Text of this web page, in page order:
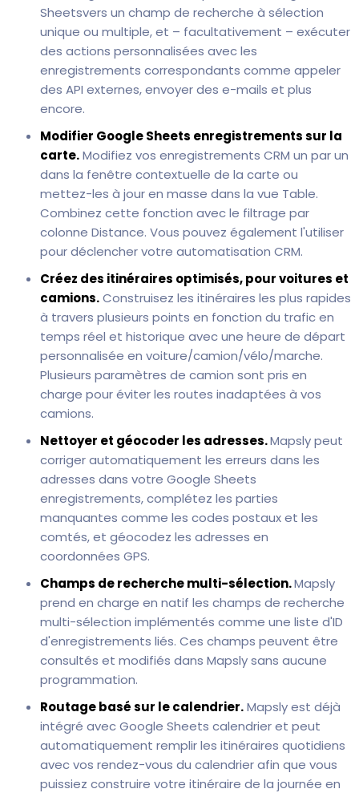
Sheetsvers un champ de recherche à sélection
unique ou multiple, et – facultativement – exécuter
des actions personnalisées avec les
enregistrements correspondants comme appeler
des API externes, envoyer des e-mails et plus
encore.
Modifier Google Sheets enregistrements sur la
carte.Modifiez vos enregistrements CRM un par un
dans la fenêtre contextuelle de la carte ou
mettez-les à jour en masse dans la vue Table.
Combinez cette fonction avec le filtrage par
colonne Distance. Vous pouvez également l'utiliser
pour déclencher votre automatisation CRM.
Créez des itinéraires optimisés, pour voitures et
camions.Construisez les itinéraires les plus rapides
à travers plusieurs points en fonction du trafic en
temps réel et historique avec une heure de départ
personnalisée en voiture/camion/vélo/marche.
Plusieurs paramètres de camion sont pris en
charge pour éviter les routes inadaptées à vos
camions.
Nettoyer et géocoder les adresses.Mapsly peut
corriger automatiquement les erreurs dans les
adresses dans votre Google Sheets
enregistrements, complétez les parties
manquantes comme les codes postaux et les
comtés, et géocodez les adresses en
coordonnées GPS.
Champs de recherche multi-sélection.Mapsly
prend en charge en natif les champs de recherche
multi-sélection implémentés comme une liste d'ID
d'enregistrements liés. Ces champs peuvent être
consultés et modifiés dans Mapsly sans aucune
programmation.
Routage basé sur le calendrier.Mapsly est déjà
intégré avec Google Sheets calendrier et peut
automatiquement remplir les itinéraires quotidiens
avec vos rendez-vous du calendrier afin que vous
puissiez construire votre itinéraire de la journée en